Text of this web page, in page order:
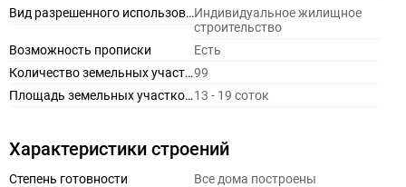
Вид разрешенного использованияИндивидуальное жилищное
строительство
Возможность прописки
Есть
Количество земельных участков без подряда99
Площадь земельных участков без подряда13 - 19 соток
Характеристики строений
Степень готовности Все дома построены